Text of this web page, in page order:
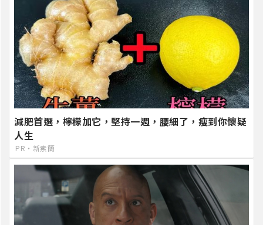
減肥首選，檸檬加它，堅持一週，腰細了，瘦到你懷疑
人生
PR・新素簡